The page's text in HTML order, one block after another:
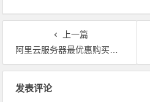
上一篇
阿里云服务器最优惠购买平台_最优惠活动云小站会场
发表评论